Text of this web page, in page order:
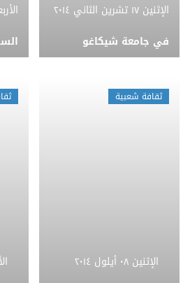
الإثنين ١٧ تشرين الثاني ٢٠١٤
في جامعة شيكاغو
الأربعاء ٠٨
ثقافة شعبية
الإثنين ٠٨ أيلول ٢٠١٤